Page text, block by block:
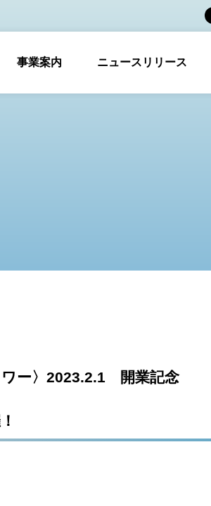
事業案内 ニュースリリース
ワー〉2023.2.1 開業記念